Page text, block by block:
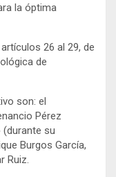
la óptima
26 al 29, de
de
son: el
Pérez
(durante su
Burgos García,
Ruiz.